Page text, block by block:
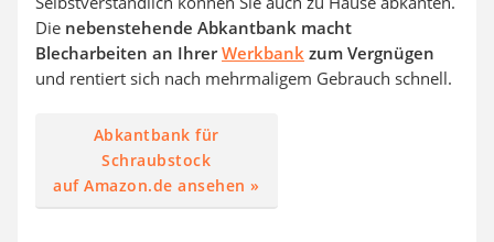
Die nebenstehende Abkantbank macht
Blecharbeiten an IhrerWerkbank zum Vergnügen
und rentiert sich nach mehrmaligem Gebrauch schnell.
Abkantbank für
Schraubstock
auf Amazon.de ansehen »